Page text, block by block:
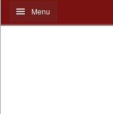
Menu